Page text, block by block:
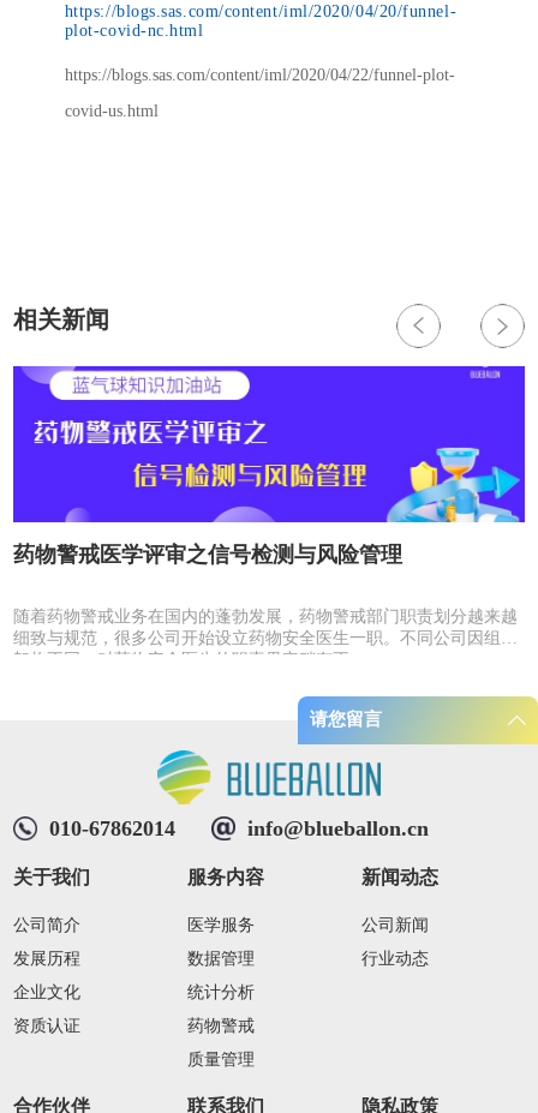
请您留言
https://blogs.sas.com/content/iml/2020/04/20/funnel-
plot-covid-nc.html
https://blogs.sas.com/content/iml/2020/04/22/funnel-plot-
covid-us.html
相关新闻
药物警戒医学评审之信号检测与风险管理
随着药物警戒业务在国内的蓬勃发展，药物警戒部门职责划分越来越
细致与规范，很多公司开始设立药物安全医生一职。不同公司因组织
架构不同，对药物安全医生的职责界定稍有不...
010-67862014 info@blueballon.cn
关于我们
公司简介
发展历程
企业文化
资质认证
服务内容
医学服务
数据管理
统计分析
药物警戒
质量管理
新闻动态
公司新闻
行业动态
合作伙伴 联系我们 隐私政策